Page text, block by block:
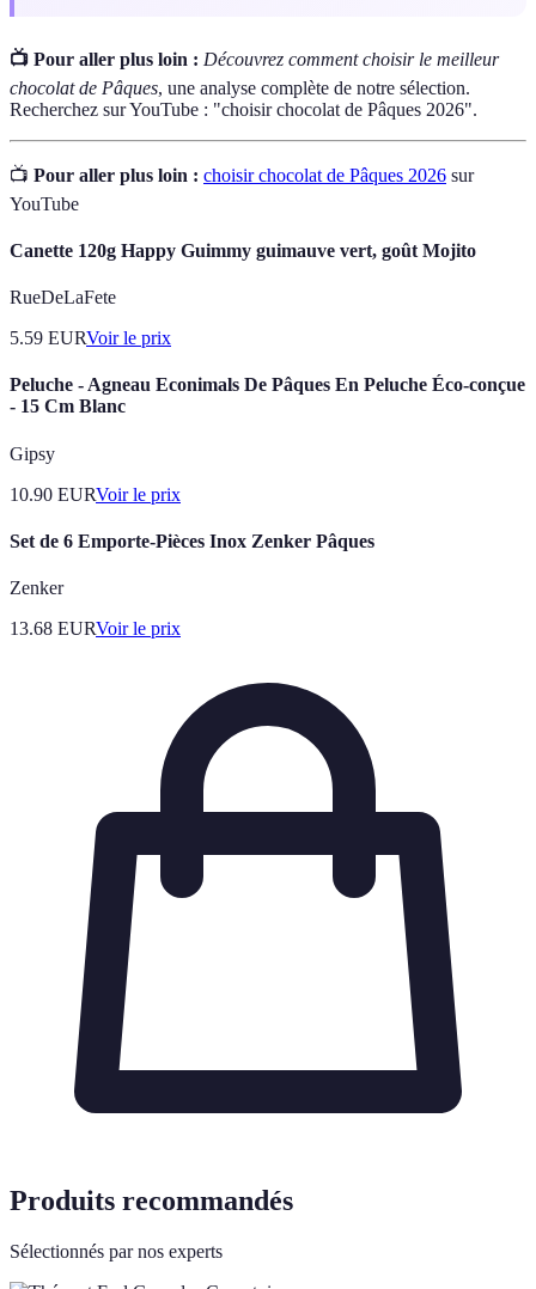
📺 Pour aller plus loin : Découvrez comment choisir le meilleur
chocolat de Pâques, une analyse complète de notre sélection.
Recherchez sur YouTube : "choisir chocolat de Pâques 2026".
📺 Pour aller plus loin : choisir chocolat de Pâques 2026 sur
YouTube
Canette 120g Happy Guimmy guimauve vert, goût Mojito
RueDeLaFete
5.59 EURVoir le prix
Peluche - Agneau Econimals De Pâques En Peluche Éco-conçue
- 15 Cm Blanc
Gipsy
10.90 EURVoir le prix
Set de 6 Emporte-Pièces Inox Zenker Pâques
Zenker
13.68 EURVoir le prix
Produits recommandés
Sélectionnés par nos experts